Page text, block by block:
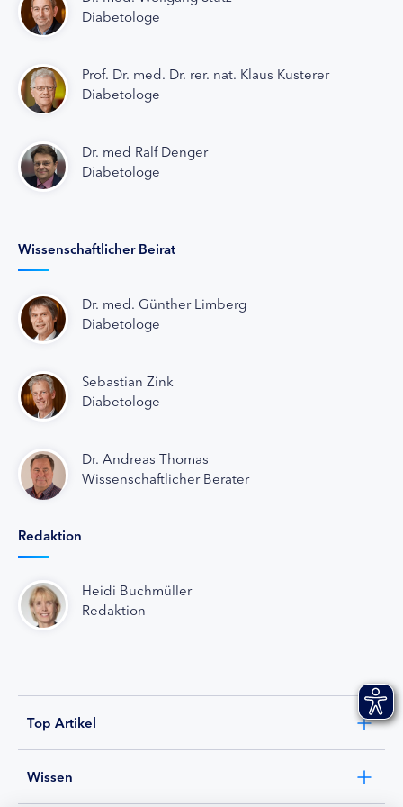
Diabetologe
Prof. Dr. med. Dr. rer. nat. Klaus Kusterer
Diabetologe
Dr. med Ralf Denger
Diabetologe
Wissenschaftlicher Beirat
Dr. med. Günther Limberg
Diabetologe
Sebastian Zink
Diabetologe
Dr. Andreas Thomas
Wissenschaftlicher Berater
Redaktion
Heidi Buchmüller
Redaktion
Top Artikel
Wissen